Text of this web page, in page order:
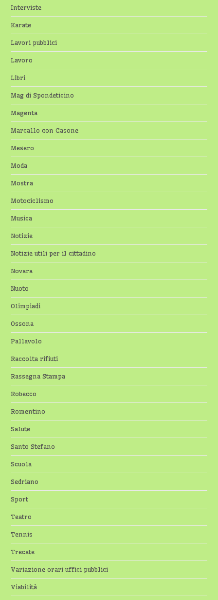
Interviste
Karate
Lavori pubblici
Lavoro
Libri
Mag di Spondeticino
Magenta
Marcallo con Casone
Mesero
Moda
Mostra
Motociclismo
Musica
Notizie
Notizie utili per il cittadino
Novara
Nuoto
Olimpiadi
Ossona
Pallavolo
Raccolta rifiuti
Rassegna Stampa
Robecco
Romentino
Salute
Santo Stefano
Scuola
Sedriano
Sport
Teatro
Tennis
Trecate
Variazione orari uffici pubblici
Viabilità